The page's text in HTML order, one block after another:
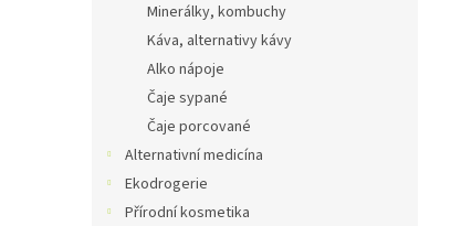
Minerálky, kombuchy
Káva, alternativy kávy
Alko nápoje
Čaje sypané
Čaje porcované
Alternativní medicína
Ekodrogerie
Přírodní kosmetika